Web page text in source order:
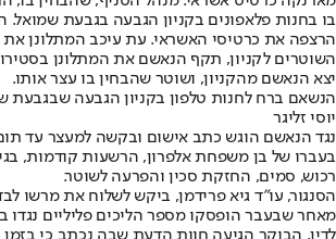
בו בחנות פלאפונים בקניון הגבעה בגבעת
הרצפה את כרטיסי האשראי. עת עיכב המתלונן
השוטרים לקניון, תקף הנאשם את המתלונן
יצא הנאשם מהקניון, ושוטר שהבחין בו עצר אותו.
הנשאם ברח לחנות טלפון בקניון הגבעה שבגבעת
יוסי זליגר
נגד הנאשם הוגש כתב אישום ובקשה למעצר עד תום
בעברו של בן משפחת אלפרון, הרשעות קודמות,
רכוש, סמים, החזקת סכין והפרעה לשוטר.
הסנגור, עו"ד גיא פרידמן, ביקש לשלוח את מרשו
מאחר שבעבר הופסקו מספר הליכים פליליים נגדו